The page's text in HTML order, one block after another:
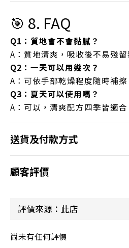
🎯 8. FAQ
Q1：質地會不會黏膩？
A：質地清爽，吸收後不易殘留
Q2：一天可以用幾次？
A：可依手部乾燥程度隨時補擦
Q3：夏天可以使用嗎？
A：可以，清爽配方四季皆適合
送貨及付款方式
顧客評價
尚未有任何評價